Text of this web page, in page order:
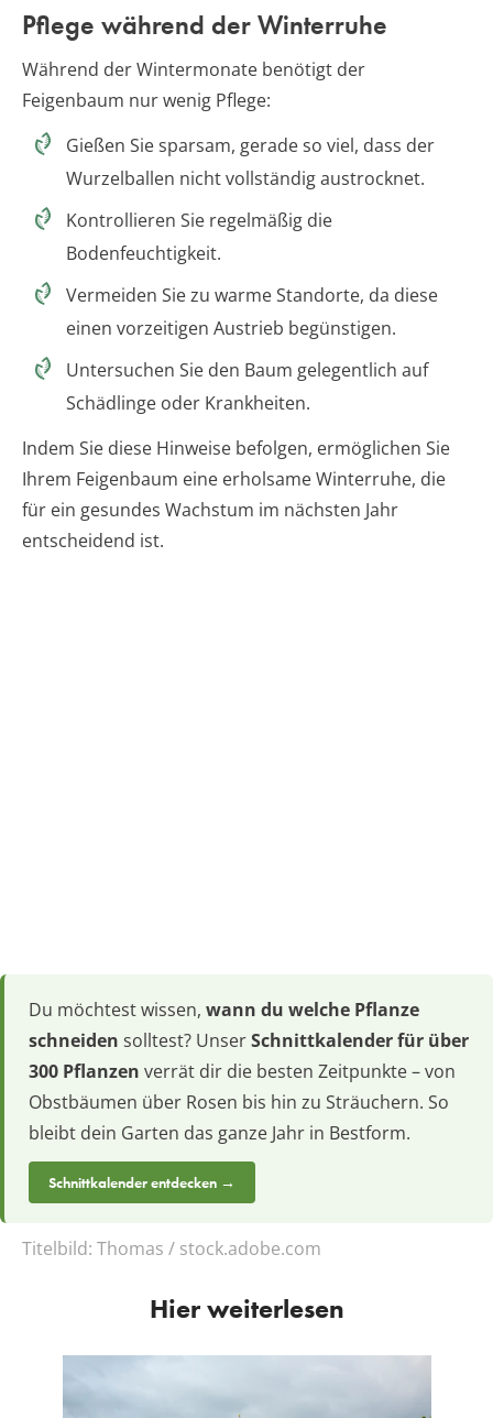
Pflege während der Winterruhe
Während der Wintermonate benötigt der
Feigenbaum nur wenig Pflege:
Gießen Sie sparsam, gerade so viel, dass der
Wurzelballen nicht vollständig austrocknet.
Kontrollieren Sie regelmäßig die
Bodenfeuchtigkeit.
Vermeiden Sie zu warme Standorte, da diese
einen vorzeitigen Austrieb begünstigen.
Untersuchen Sie den Baum gelegentlich auf
Schädlinge oder Krankheiten.
Indem Sie diese Hinweise befolgen, ermöglichen Sie
Ihrem Feigenbaum eine erholsame Winterruhe, die
für ein gesundes Wachstum im nächsten Jahr
entscheidend ist.
Du möchtest wissen, wann du welche Pflanze
schneiden solltest? UnserSchnittkalender für über
300 Pflanzen verrät dir die besten Zeitpunkte – von
Obstbäumen über Rosen bis hin zu Sträuchern. So
bleibt dein Garten das ganze Jahr in Bestform.
Schnittkalender entdecken →
Titelbild: Thomas / stock.adobe.com
Hier weiterlesen